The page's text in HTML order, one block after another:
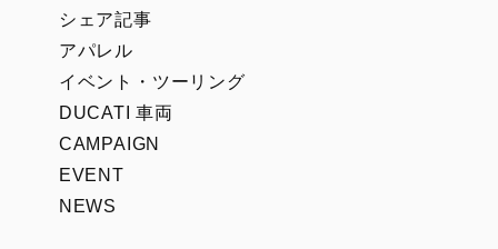
シェア記事
アパレル
イベント・ツーリング
DUCATI 車両
CAMPAIGN
EVENT
NEWS